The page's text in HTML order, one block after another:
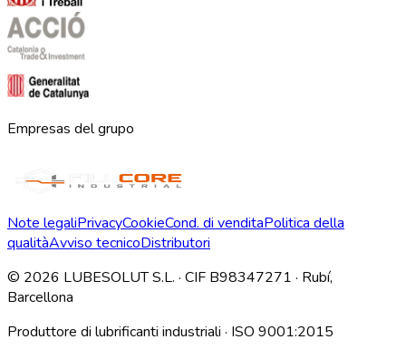
Empresas del grupo
Note legaliPrivacyCookieCond. di venditaPolitica della
qualitàAvviso tecnicoDistributori
© 2026 LUBESOLUT S.L. · CIF B98347271 · Rubí,
Barcellona
Produttore di lubrificanti industriali · ISO 9001:2015